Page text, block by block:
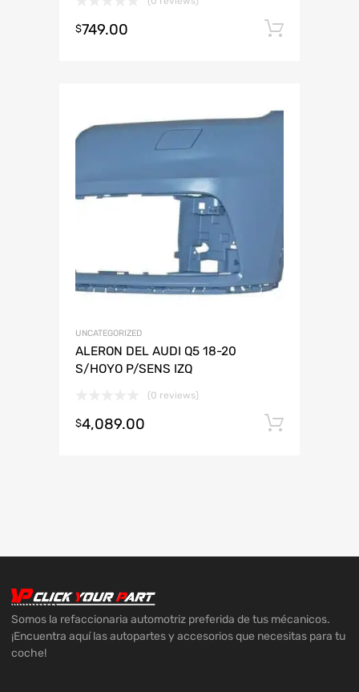
$749.00
UNCATEGORIZED
ALERON DEL AUDI Q5 18-20
S/HOYO P/SENS IZQ
(0 reviews)
$4,089.00
Somos la refaccionaria automotriz preferida de tus mécanicos.
¡Encuentra aquí las autopartes y accesorios que necesitas para tu
coche!